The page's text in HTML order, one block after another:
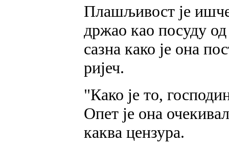
Плашљивост је
држао као посуду од
сазна како је она
ријеч.
"Како је то,
Опет је она
каква цензура.